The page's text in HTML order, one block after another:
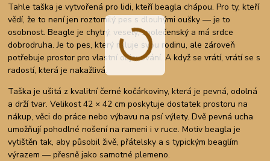
Tahle taška je vytvořená pro lidi, kteří beagla chápou. Pro ty, kteří
vědí, že to není jen roztomilý pes s dlouhými oušky — je to
osobnost. Beagle je chytrý, veselý, společenský a má srdce
dobrodruha. Je to pes, který miluje svou rodinu, ale zároveň
potřebuje prostor pro vlastní objevování. A když se vrátí, vrátí se s
radostí, která je nakažlivá.
Taška je ušitá z kvalitní černé kočárkoviny, která je pevná, odolná
a drží tvar. Velikost 42 × 42 cm poskytuje dostatek prostoru na
nákup, věci do práce nebo výbavu na psí výlety. Dvě pevná ucha
umožňují pohodlné nošení na rameni i v ruce. Motiv beagla je
vytištěn tak, aby působil živě, přátelsky a s typickým beaglím
výrazem — přesně jako samotné plemeno.